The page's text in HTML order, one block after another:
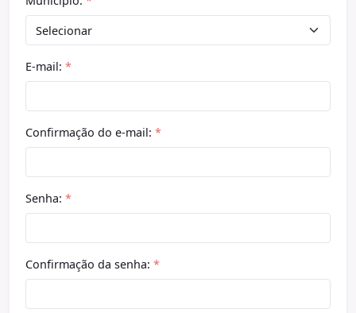
E-mail: *
Confirmação do e-mail: *
Senha: *
Confirmação da senha: *